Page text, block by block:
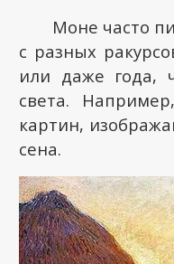
Моне часто
с разных
или даже года,
света.
картин,
сена.